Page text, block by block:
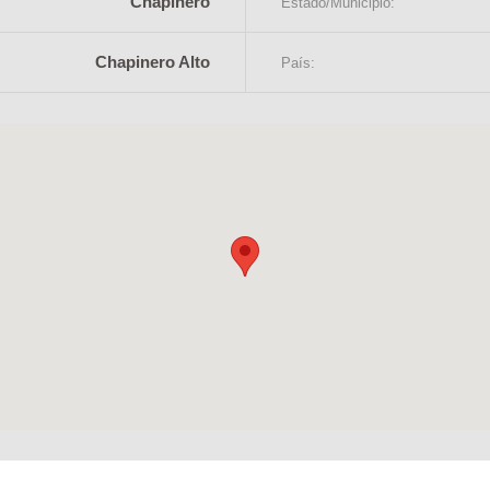
Chapinero Alto País: